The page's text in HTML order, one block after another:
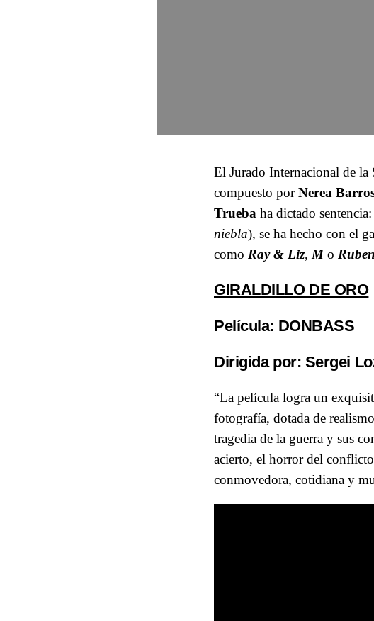
El Jurado Internacional de
compuesto porNerea
Trueba ha dictado
niebla), se ha hecho con el
como Ray & Liz, Mo
GIRALDILLO DE ORO
Película: DONBASS
Dirigida por: Sergei
“La película logra un
fotografía, dotada de
tragedia de la guerra y sus
acierto, el horror del
conmovedora, cotidiana y